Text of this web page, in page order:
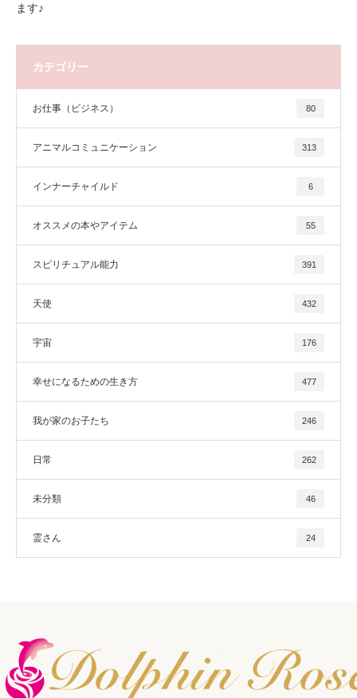
ます♪
カテゴリー
お仕事（ビジネス） 80
アニマルコミュニケーション 313
インナーチャイルド 6
オススメの本やアイテム 55
スピリチュアル能力 391
天使 432
宇宙 176
幸せになるための生き方 477
我が家のお子たち 246
日常 262
未分類 46
霊さん 24